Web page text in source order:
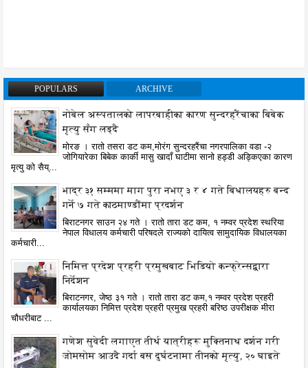
POPULARS ARCHIVE
नोबेल अस्पतालको लापरबाहीका कारण सुन्दरहरैंचाका बिबेक
मृत्यु सँग लड्दै
मोरङ । रातो तसरा डट कम,मोरंग सुन्दरहरैंचा नगरपालिका वडा -२
जोगियारेका बिबेक कार्की मासु खादाँ घाटीमा सानो हड्डी अड्किएका कारण
मृत्यु को सैय्...
भाद्र ३१ सम्ममा माग पुरा नभए ३ र ४ गते बिधालयहरु बन्द
गर्ने ७ गते काठमाण्डौंमा प्रदर्शन
बिराटनगर साउन २४ गते । रातो तारा डट कम, १ नम्वर प्रदेश स्थरिया
नेपाल विधालय कर्मचारी परिषदले राज्यको दायित्व सामुदायिक विधालयका
कर्मचारी...
निमित्त प्रदेश प्रहरी प्रमुखबाट भिडियो कन्फ्रेन्सद्वारा
निर्देशन
बिराटनगर, जेष्ठ ३१ गते । रातो तारा डट कम,१ नम्वर प्रदेश प्रहरी
कार्यालयका निमित्त प्रदेश प्रहरी प्रमुख प्रहरी बरिष्ठ उपरीक्षक मीरा
चौधरीबाट ...
गणेश सुवेदी लगाएत तीर्थ यात्रीहरू मुक्तिनाथ दर्शन गरी
जोमसोम आउदै गर्दा बस दुर्घटनामा तीनको मृत्यु, २० घाइते